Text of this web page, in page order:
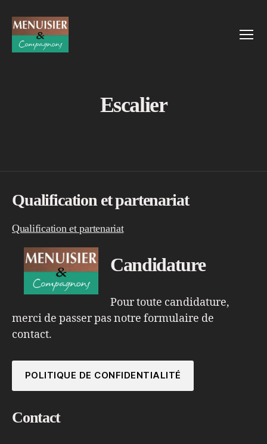
Escalier
Qualification et partenariat
Qualification et partenariat
Candidature
Pour toute candidature,
merci de passer pas notre formulaire de
contact.
POLITIQUE DE CONFIDENTIALITÉ
Contact